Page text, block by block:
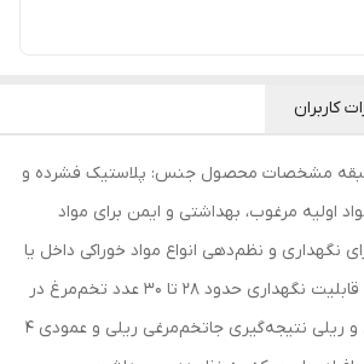
کاربران
تخم مرغی ریلی 4 طبقه مشخصات محصول جنس: پلاستیک فشرده و
اولیه مرغوب، بهداشتی و ایمن برای مواد
نگهداری و نظم‌دهی انواع مواد خوراکی داخل یا
خارج از یخچال ظرفیت: قابلیت نگهداری حدود 28 تا 30 عدد تخم‌مرغ در
4 طبقه ساختار: عمودی و ریلی نتیجه‌گیری جا‌تخم‌مرغی ریلی و عمودی 4